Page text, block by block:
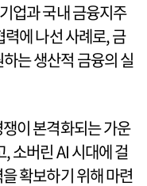
업과 국내 금융지주
력에 나선 사례로, 금
는 생산적 금융의 실
이 본격화되는 가운
소버린 AI 시대에 걸
확보하기 위해 마련